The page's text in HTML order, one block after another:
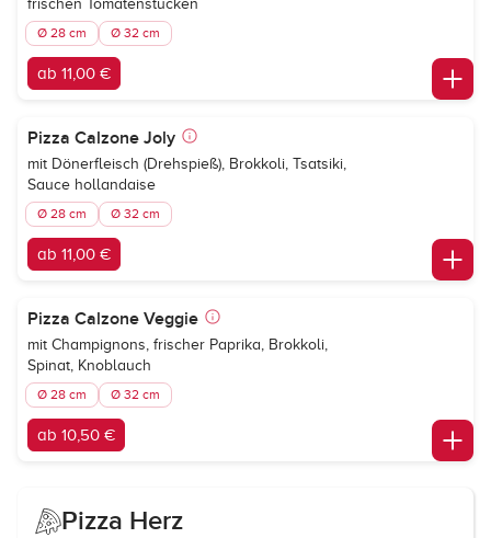
frischen Tomatenstücken
Ø 28 cm Ø 32 cm
ab 11,00 €
Pizza Calzone Joly
mit Dönerfleisch (Drehspieß), Brokkoli, Tsatsiki,
Sauce hollandaise
Ø 28 cm Ø 32 cm
ab 11,00 €
Pizza Calzone Veggie
mit Champignons, frischer Paprika, Brokkoli,
Spinat, Knoblauch
Ø 28 cm Ø 32 cm
ab 10,50 €
Pizza Herz